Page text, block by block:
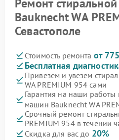
Ремонт
Bauknecht WA
Севастополе
Стоимость ремонта от
Бесплатная
Привезем и увезем
WA PREMIUM 954 сами
Гарантия на наши работы
машин Bauknecht WA
Срочный ремонт
PREMIUM 954 в течении
Скидка для вас до 20%